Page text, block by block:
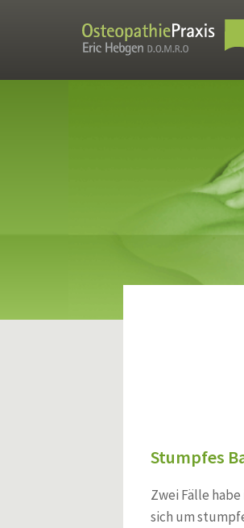
Liste der Seminarorte
VXIO - Kontakt
Osteopathiepraxis (Vinxel und Dierdorf)
Aktuelles Kursprogramm der
Stumpfes Bauchtrauma
Bauchkrämpfe nach Tumorentfernung
Behandlung bei beningner
Stumpfes
Zwei Fälle
sich um